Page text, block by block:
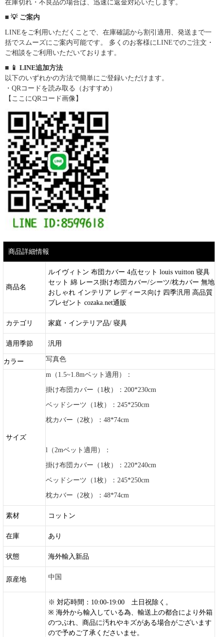
在庫切れ・不良品の場合は、迅速に返金対応いたします。
■ 💡 ご案内
LINEをご利用いただくことで、在庫確認から割引適用、発送まで一
括でスムーズにご案内可能です。 多くのお客様にLINEでのご注文・
ご相談をご利用いただいております。
■ 📱 LINE追加方法
以下のいずれかの方法で簡単にご登録いただけます。
・QRコードを読み取る（おすすめ）
【ここにQRコード画像】
商品詳細情報
商品名
ルイヴィトン 布団カバー 4点セット louis vuitton 寝具
セット 綿 レース掛け布団カバー/シーツ/枕カバー 無地
おしゃれ インテリア レディース向け 四季汎用 高品質
プレゼント cozaka.net通販
カテゴリ 家庭・インテリア品/ 寝具
適用季節 汎用
カラー 写真色
サイズ
m（1.5~1.8mベット適用）：
掛け布団カバー（1枚）：200*230cm
ベッドシーツ（1枚）：245*250cm
枕カバー（2枚）：48*74cm
l（2mベット適用）：
掛け布団カバー（1枚）：220*240cm
ベッドシーツ（1枚）：245*250cm
枕カバー（2枚）：48*74cm
素材 コットン
在庫 あり
状態 海外輸入新品
原産地 中国
※ 対応時間：10:00-19:00 土日祝除く。
※ 海外から輸入している為、輸送上の都合により外箱
のつぶれ、商品に汚れやキズがある場合がございます
ので予めご了承くださいませ。